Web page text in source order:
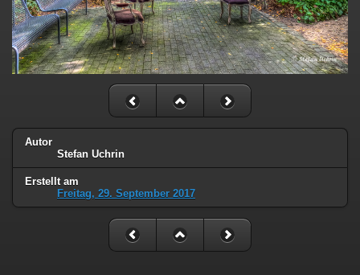
Autor
Stefan Uchrin
Erstellt am
Freitag, 29. September 2017